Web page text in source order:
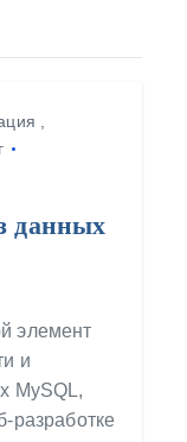
данных
элемент
и
MySQL,
разработке